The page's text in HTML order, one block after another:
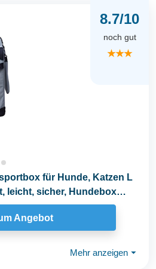
8.7/10
noch gut
★★★
für Hunde, Katzen L
leicht, sicher, Hundebox
Angebot
Mehr anzeigen ⏷